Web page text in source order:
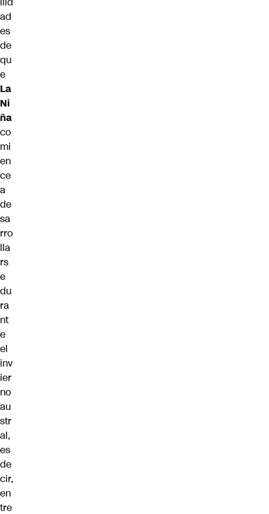
ad
es
de
qu
e
La
Ni
ña
co
mi
en
ce
a
de
sa
rro
lla
rs
e
du
ra
nt
e
el
inv
ier
no
au
str
al,
es
de
cir,
en
tre